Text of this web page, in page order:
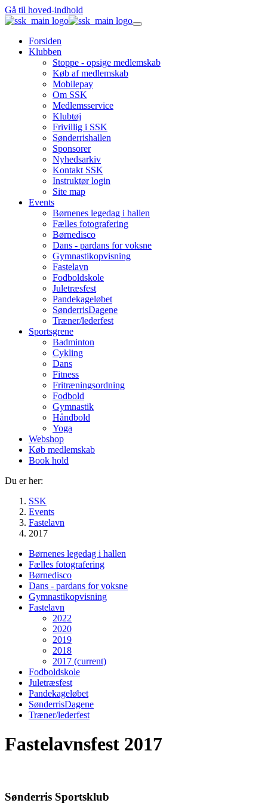
Gå til hoved-indhold
Forsiden
Klubben
Stoppe - opsige medlemskab
Køb af medlemskab
Mobilepay
Om SSK
Medlemsservice
Klubtøj
Frivillig i SSK
Sønderrishallen
Sponsorer
Nyhedsarkiv
Kontakt SSK
Instruktør login
Site map
Events
Børnenes legedag i hallen
Fælles fotografering
Børnedisco
Dans - pardans for voksne
Gymnastikopvisning
Fastelavn
Fodboldskole
Juletræsfest
Pandekageløbet
SønderrisDagene
Træner/lederfest
Sportsgrene
Badminton
Cykling
Dans
Fitness
Fritræningsordning
Fodbold
Gymnastik
Håndbold
Yoga
Webshop
Køb medlemskab
Book hold
Du er her:
SSK
Events
Fastelavn
2017
Børnenes legedag i hallen
Fælles fotografering
Børnedisco
Dans - pardans for voksne
Gymnastikopvisning
Fastelavn
2022
2020
2019
2018
2017 (current)
Fodboldskole
Juletræsfest
Pandekageløbet
SønderrisDagene
Træner/lederfest
Fastelavnsfest 2017
Sønderris Sportsklub